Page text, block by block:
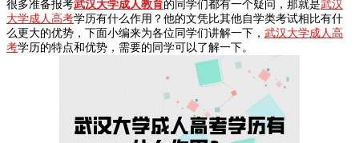
很多准备报考武汉大学成人教育的同学们都有一个疑问，那就是武汉
大学成人高考学历有什么作用？他的文凭比其他自学类考试相比有什
么更大的优势，下面小编来为各位同学们讲解一下， 武汉大学成人高
考学历的特点和优势，需要的同学可以了解一下。